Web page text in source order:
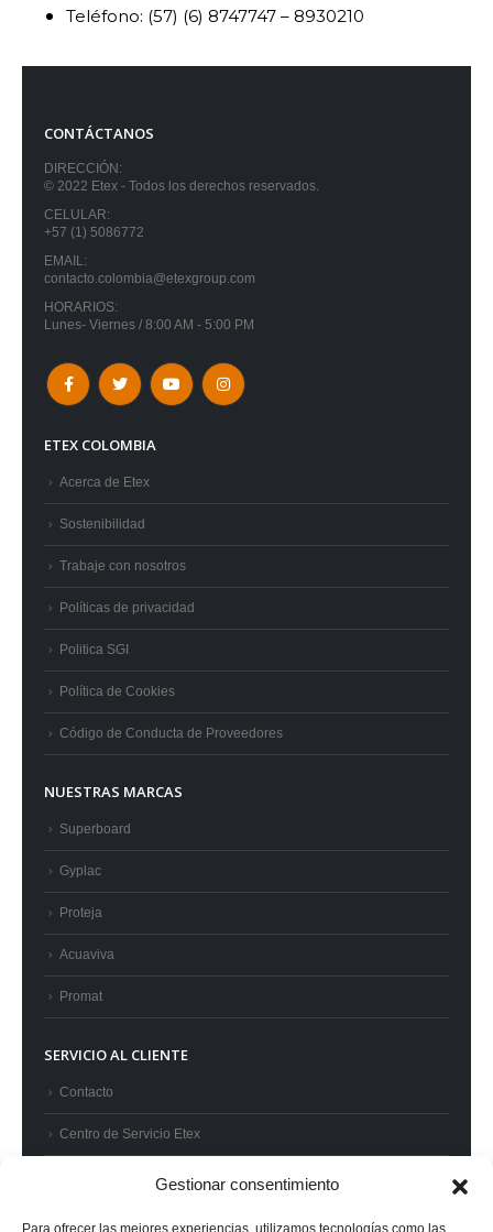
Gestionar consentimiento
Para ofrecer las mejores experiencias, utilizamos tecnologías como las
Teléfono: (57) (6) 8747747 – 8930210
CONTÁCTANOS
DIRECCIÓN:
© 2022 Etex - Todos los derechos reservados.
CELULAR:
+57 (1) 5086772
EMAIL:
contacto.colombia@etexgroup.com
HORARIOS:
Lunes- Viernes / 8:00 AM - 5:00 PM
ETEX COLOMBIA
Acerca de Etex
Sostenibilidad
Trabaje con nosotros
Políticas de privacidad
Politica SGI
Política de Cookies
Código de Conducta de Proveedores
NUESTRAS MARCAS
Superboard
Gyplac
Proteja
Acuaviva
Promat
SERVICIO AL CLIENTE
Contacto
Centro de Servicio Etex
Preguntas frecuentes